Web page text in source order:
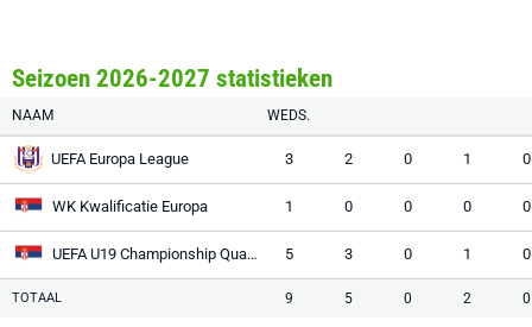
Seizoen 2026-2027 statistieken
NAAM WEDS.
UEFA Europa League 3 2 0 1 0
WK Kwalificatie Europa 1 0 0 0 0
UEFA U19 Championship Qualification 5 3 0 1 0
TOTAAL 9 5 0 2 0